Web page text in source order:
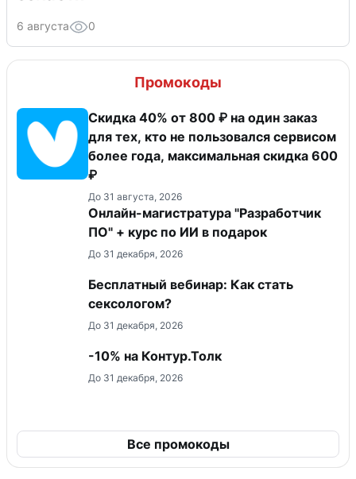
6 августа 0
Промокоды
Скидка 40% от 800 ₽ на один заказ
для тех, кто не пользовался сервисом
более года, максимальная скидка 600
₽
До 31 августа, 2026
Онлайн-магистратура "Разработчик
ПО" + курс по ИИ в подарок
До 31 декабря, 2026
Бесплатный вебинар: Как стать
сексологом?
До 31 декабря, 2026
-10% на Контур.Толк
До 31 декабря, 2026
Все промокоды